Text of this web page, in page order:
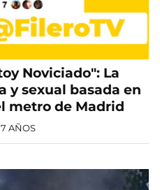
Noviciado": La
y sexual basada en
metro de Madrid
AÑOS